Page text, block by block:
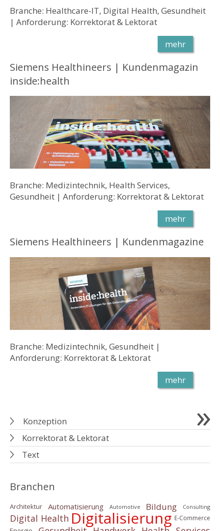
Branche: Healthcare-IT, Digital Health, Gesundheit
| Anforderung: Korrektorat & Lektorat
mehr
Siemens Healthineers | Kundenmagazin
inside:health
Branche: Medizintechnik, Health Services,
Gesundheit | Anforderung: Korrektorat & Lektorat
mehr
Siemens Healthineers | Kundenmagazine
Branche: Medizintechnik, Gesundheit |
Anforderung: Korrektorat & Lektorat
mehr
Konzeption
Korrektorat & Lektorat
Text
Branchen
Architektur Automatisierung Automotive Bildung Consulting
Digital Health Digitalisierung E-Commerce